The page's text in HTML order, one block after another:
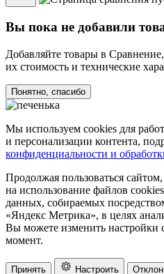
Вы пока не добавили
Добавляйте товары в
их стоимость и технические
Понятно, спасибо
Мы используем cookies для
и персонализации контента,
конфиденциальности и
Продолжая пользоваться
на использование файлов
данных, собираемых
«Яндекс Метрика», в целях
Вы можете изменить настройки
момент.
Принять Настроить